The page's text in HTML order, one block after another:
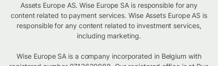
Assets Europe AS. Wise Europe SA is responsible for any
content related to payment services. Wise Assets Europe AS is
responsible for any content related to investment services,
including marketing.
Wise Europe SA is a company incorporated in Belgium with